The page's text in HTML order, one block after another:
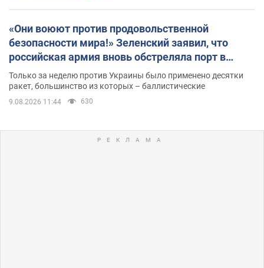
«Они воюют против продовольственной
безопасности мира!» Зеленский заявил, что
российская армия вновь обстреляла порт в
Одессе
Только за неделю против Украины было применено десятки
ракет, большинство из которых – баллистические
9.08.2026 11:44 630